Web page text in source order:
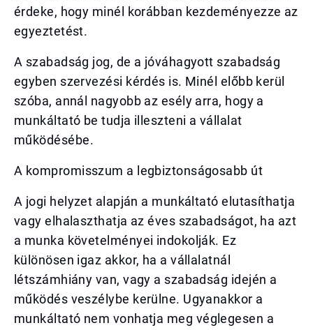
érdeke, hogy minél korábban kezdeményezze az
egyeztetést.
A szabadság jog, de a jóváhagyott szabadság
egyben szervezési kérdés is. Minél előbb kerül
szóba, annál nagyobb az esély arra, hogy a
munkáltató be tudja illeszteni a vállalat
működésébe.
A kompromisszum a legbiztonságosabb út
A jogi helyzet alapján a munkáltató elutasíthatja
vagy elhalaszthatja az éves szabadságot, ha azt
a munka követelményei indokolják. Ez
különösen igaz akkor, ha a vállalatnál
létszámhiány van, vagy a szabadság idején a
működés veszélybe kerülne. Ugyanakkor a
munkáltató nem vonhatja meg véglegesen a